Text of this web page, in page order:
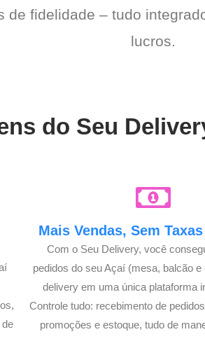
de fidelidade – tudo
lucros.
do Seu
Mais Vendas, Sem
Com o Seu Delivery, você
pedidos do seu Açaí (mesa, balcão
delivery em uma única plataforma
Controle tudo: recebimento de
promoções e estoque, tudo de